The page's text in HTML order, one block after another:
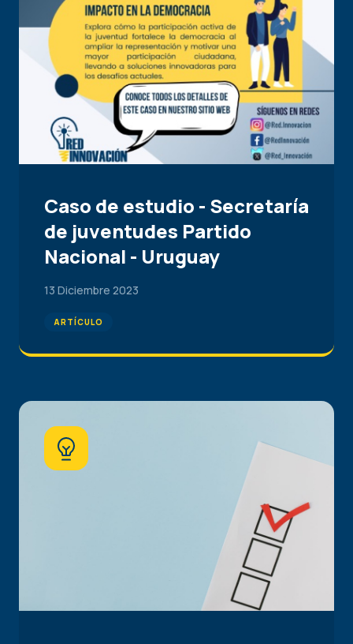
Caso de estudio - Secretaría
de juventudes Partido
Nacional - Uruguay
13 Diciembre 2023
ARTÍCULO